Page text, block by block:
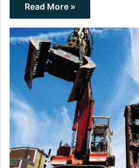
Read More »